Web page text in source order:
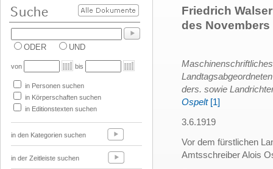
ODER UND
von bis
in Personen suchen
in Körperschaften suchen
in Editionstexten suchen
in den Kategorien suchen
in der Zeitleiste suchen
Friedrich
des
ders. sowie
Ospelt [1]
3.6.1919
Vor dem fürstlichen
Amtsschreiber Alois